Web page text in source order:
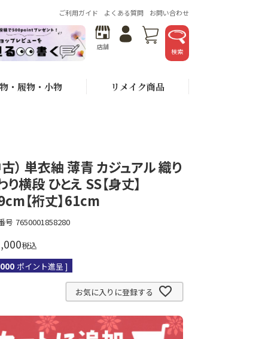
ご利用ガイド よくある質問 お問い合わせ
店舗
検索
・履物・小物 リメイク商品
古） 単衣紬 薄青 カジュアル 織り
り横段 ひとえ SS【身丈】
【裄丈】61cm
号 7650001858280
税込
ポイント進呈 ]
お気に入りに登録する